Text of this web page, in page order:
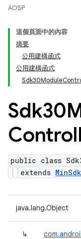
AOSP
這個頁面中的內容
摘要
公用建構函式
公用建構函式
public class
extends
java.lang.Object
↳